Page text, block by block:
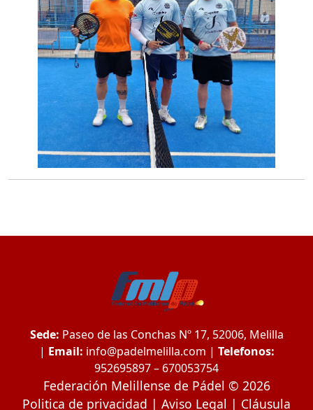
Sede: Paseo de las Conchas Nº 17, 52006, Melilla
| Email: info@padelmelilla.com | Telefonos:
952695897 – 670053754
Federación Melillense de Pádel © 2026
Politica de privacidad | Aviso Legal | Cláusula